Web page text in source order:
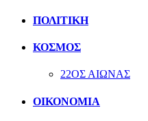
ΠΟΛΙΤΙΚΗ
ΚΟΣΜΟΣ
22ΟΣ ΑΙΩΝΑΣ
ΟΙΚΟΝΟΜΙΑ